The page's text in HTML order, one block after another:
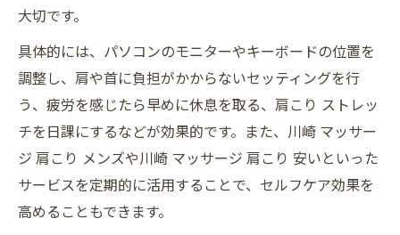
大切です。
具体的には、パソコンのモニターやキーボードの位置を
調整し、肩や首に負担がかからないセッティングを行
う、疲労を感じたら早めに休息を取る、肩こり ストレッ
チを日課にするなどが効果的です。また、川崎 マッサー
ジ 肩こり メンズや川崎 マッサージ 肩こり 安いといった
サービスを定期的に活用することで、セルフケア効果を
高めることもできます。